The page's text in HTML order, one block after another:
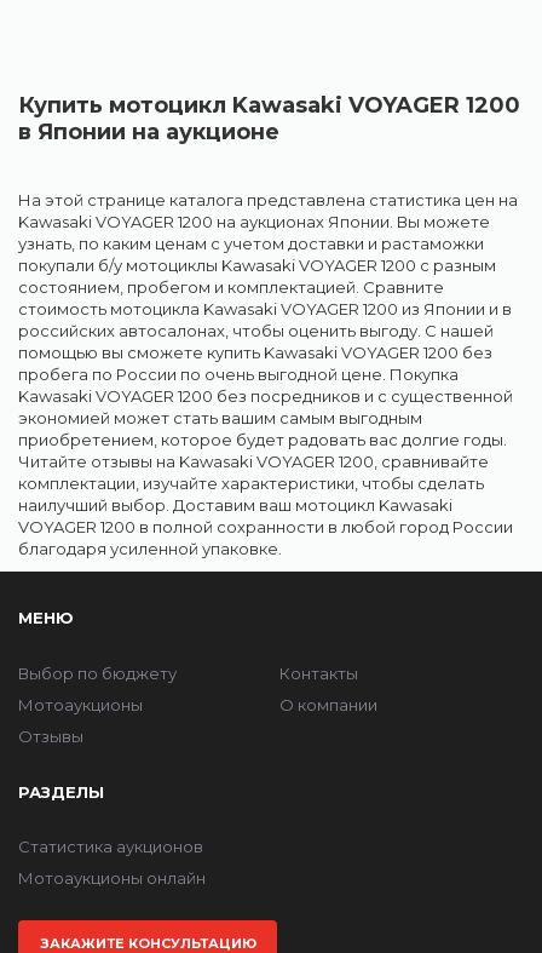
Купить мотоцикл Kawasaki VOYAGER 1200
в Японии на аукционе
На этой странице каталога представлена статистика цен на
Kawasaki VOYAGER 1200 на аукционах Японии. Вы можете
узнать, по каким ценам с учетом доставки и растаможки
покупали б/у мотоциклы Kawasaki VOYAGER 1200 с разным
состоянием, пробегом и комплектацией. Сравните
стоимость мотоцикла Kawasaki VOYAGER 1200 из Японии и в
российских автосалонах, чтобы оценить выгоду. С нашей
помощью вы сможете купить Kawasaki VOYAGER 1200 без
пробега по России по очень выгодной цене. Покупка
Kawasaki VOYAGER 1200 без посредников и с существенной
экономией может стать вашим самым выгодным
приобретением, которое будет радовать вас долгие годы.
Читайте отзывы на Kawasaki VOYAGER 1200, сравнивайте
комплектации, изучайте характеристики, чтобы сделать
наилучший выбор. Доставим ваш мотоцикл Kawasaki
VOYAGER 1200 в полной сохранности в любой город России
благодаря усиленной упаковке.
МЕНЮ
Выбор по бюджету
Мотоаукционы
Отзывы
Контакты
О компании
РАЗДЕЛЫ
Статистика аукционов
Мотоаукционы онлайн
ЗАКАЖИТЕ КОНСУЛЬТАЦИЮ